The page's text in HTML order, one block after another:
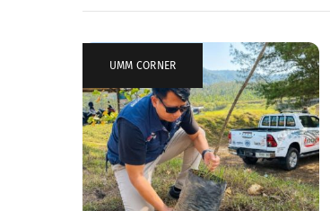
UMM CORNER